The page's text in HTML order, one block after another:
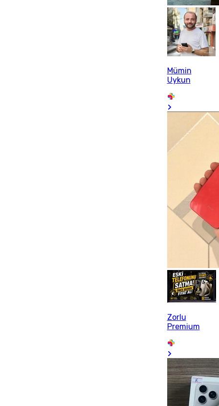
Mümin
Uykun
Zorlu
Premium